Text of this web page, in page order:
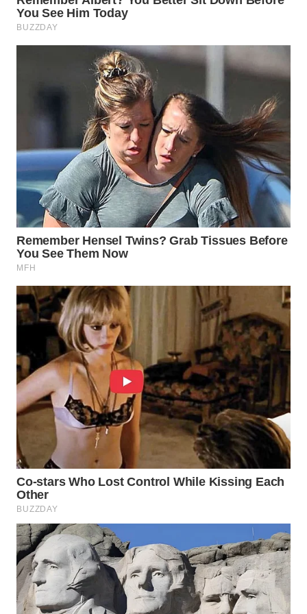
WN
PRIANGAN
SEMARANG
WN
BOROBUDUR
WN
MADURA
SURABAYA
WN
NATUNA
WN
BINTAN
WN
MANDALIKA
WN
LIKUPANG
WN
LABUANBAJO
WN
BORNEO